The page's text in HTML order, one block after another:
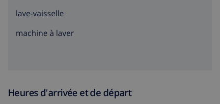
lave-vaisselle
machine à laver
Heures d'arrivée et de départ